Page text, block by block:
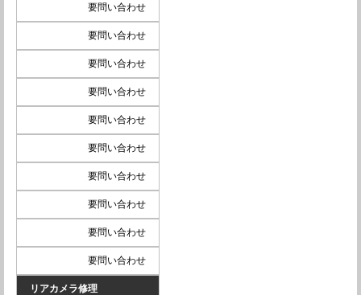
要問い合わせ
要問い合わせ
要問い合わせ
要問い合わせ
要問い合わせ
要問い合わせ
要問い合わせ
要問い合わせ
要問い合わせ
要問い合わせ
リアカメラ修理